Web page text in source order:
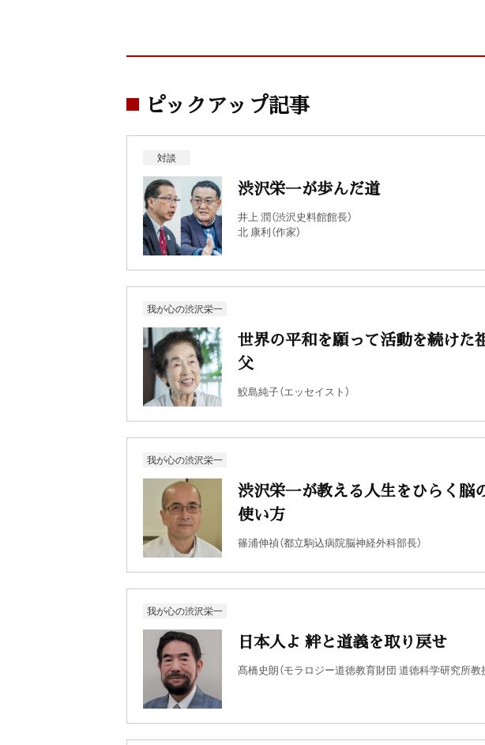
ピックアップ記事
対談
渋沢栄一が歩んだ道
井上 潤（渋沢史料館館長）
北 康利（作家）
我が心の渋沢栄一
世界の平和を願って活動を続けた
父
鮫島純子（エッセイスト）
我が心の渋沢栄一
渋沢栄一が教える人生をひらく脳
使い方
篠浦伸禎（都立駒込病院脳神経外科部長）
我が心の渋沢栄一
日本人よ 絆と道義を取り戻せ
髙橋史朗（モラロジー道徳教育財団 道徳科学研究所教